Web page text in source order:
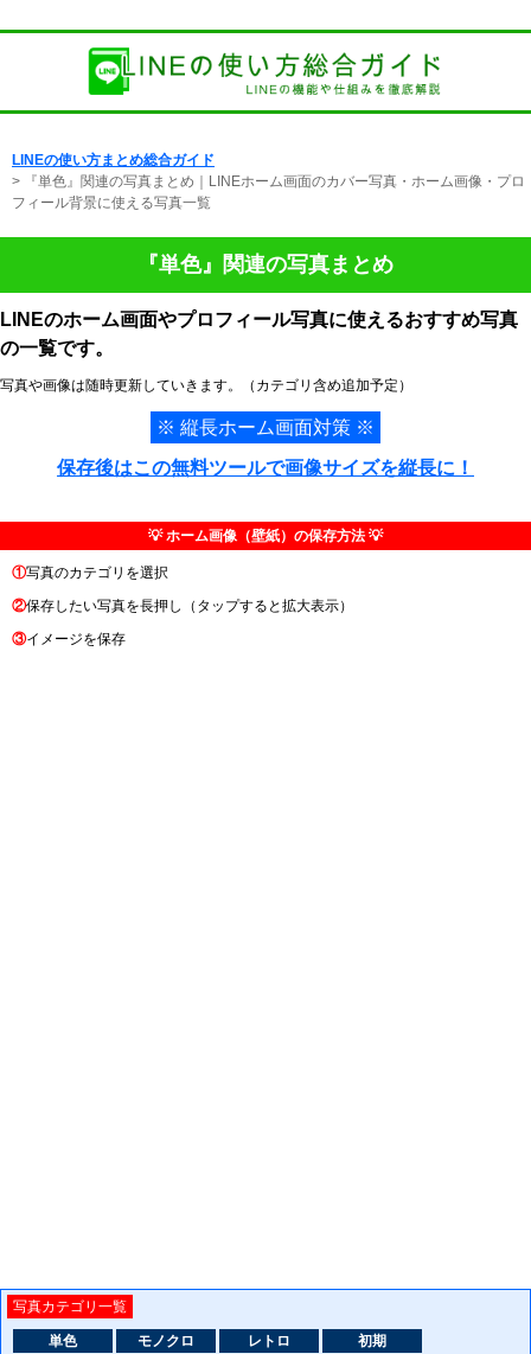
LINEの使い方まとめ総合ガイド
> 『単色』関連の写真まとめ｜LINEホーム画面のカバー写真・ホーム画像・プロ
フィール背景に使える写真一覧
『単色』関連の写真まとめ
LINEのホーム画面やプロフィール写真に使えるおすすめ写真
の一覧です。
写真や画像は随時更新していきます。（カテゴリ含め追加予定）
※ 縦長ホーム画面対策 ※
保存後はこの無料ツールで画像サイズを縦長に！
💡 ホーム画像（壁紙）の保存方法 💡
①写真のカテゴリを選択
②保存したい写真を長押し（タップすると拡大表示）
③イメージを保存
写真カテゴリ一覧
単色 モノクロ レトロ 初期